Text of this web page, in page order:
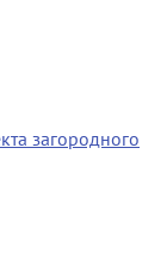
загородного